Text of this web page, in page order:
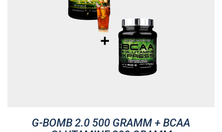
G-BOMB 2.0 500 GRAMM + BCAA